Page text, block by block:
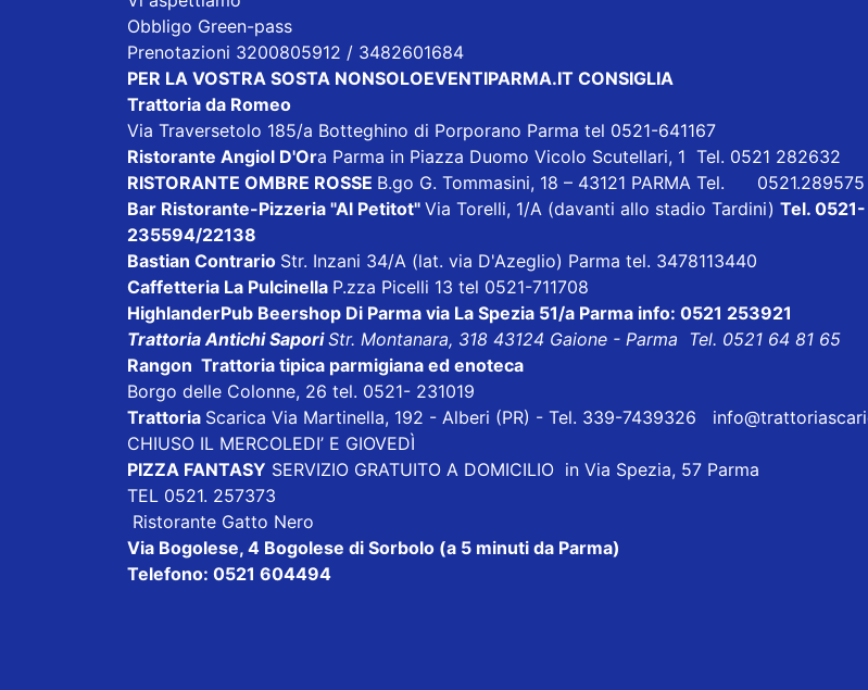
Obbligo Green-pass
Prenotazioni 3200805912 / 3482601684
PER LA VOSTRA SOSTA NONSOLOEVENTIPARMA.IT CONSIGLIA
Trattoria da Romeo
Via Traversetolo 185/a Botteghino di Porporano Parma tel 0521-641167
Ristorante Angiol D'Ora Parma in Piazza Duomo Vicolo Scutellari, 1 Tel. 0521 282632
RISTORANTE OMBRE ROSSE B.go G. Tommasini, 18 – 43121 PARMA Tel. 0521.289575
Bar Ristorante-Pizzeria "Al Petitot" Via Torelli, 1/A (davanti allo stadio Tardini) Tel. 0521-
235594/22138
Bastian Contrario Str. Inzani 34/A (lat. via D'Azeglio) Parma tel. 3478113440
Caffetteria La Pulcinella P.zza Picelli 13 tel 0521-711708
HighlanderPub Beershop Di Parma via La Spezia 51/a Parma info: 0521 253921
Trattoria Antichi SaporiStr. Montanara, 318 43124 Gaione - Parma Tel. 0521 64 81 65
Rangon Trattoria tipica parmigiana ed enoteca
Borgo delle Colonne, 26 tel. 0521- 231019
Trattoria Scarica Via Martinella, 192 - Alberi (PR) - Tel. 339-7439326
CHIUSO IL MERCOLEDI’ E GIOVEDÌ
PIZZA FANTASY SERVIZIO GRATUITO A DOMICILIO in Via Spezia, 57 Parma
TEL 0521. 257373
Ristorante Gatto Nero
Via Bogolese, 4 Bogolese di Sorbolo (a 5 minuti da Parma)
Telefono: 0521 604494